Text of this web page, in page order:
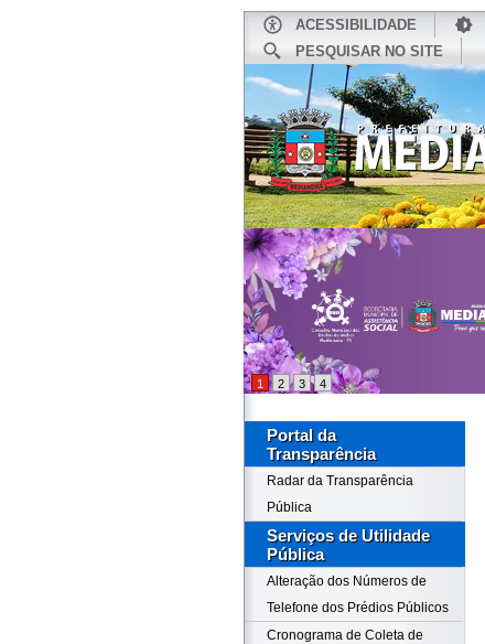
ACESSIBILIDADE
PESQUISAR NO SITE
1 2 3 4
Portal da
Transparência
Radar da Transparência
Pública
Serviços de Utilidade
Pública
Alteração dos Números de
Telefone dos Prédios Públicos
Cronograma de Coleta de